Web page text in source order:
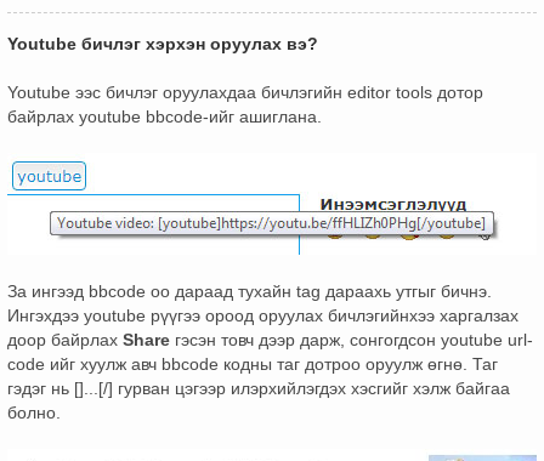
Youtube бичлэг хэрхэн оруулах вэ?
Youtube ээс бичлэг оруулахдаа бичлэгийн editor tools дотор
байрлах youtube bbcode-ийг ашиглана.
За ингээд bbcode оо дараад тухайн tag дараахь утгыг бичнэ.
Ингэхдээ youtube рүүгээ ороод оруулах бичлэгийнхээ харгалзах
доор байрлах Share гэсэн товч дээр дарж, сонгогдсон youtube url-
code ийг хуулж авч bbcode кодны таг дотроо оруулж өгнө. Таг
гэдэг нь []...[/] гурван цэгээр илэрхийлэгдэх хэсгийг хэлж байгаа
болно.